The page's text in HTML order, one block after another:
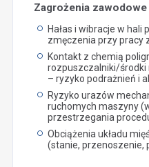
Zagrożenia zawodowe
Hałas i wibracje w
zmęczenia przy pracy
Kontakt z chemią
rozpuszczalniki/środki
– ryzyko podrażnień i
Ryzyko urazów
ruchomych maszyny
przestrzegania
Obciążenia układu
(stanie, przenoszenie,